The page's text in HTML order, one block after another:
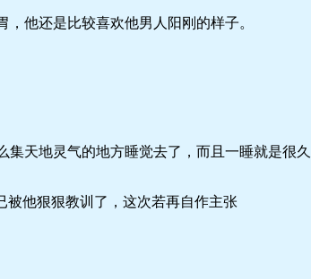
他还是比较喜欢他男人阳刚的样子。
天地灵气的地方睡觉去了，而且一睡就是很
他狠狠教训了，这次若再自作主张